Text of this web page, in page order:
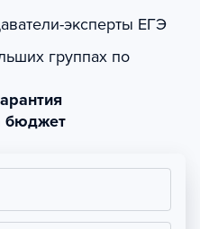
эксперты ЕГЭ
группах по
бюджет